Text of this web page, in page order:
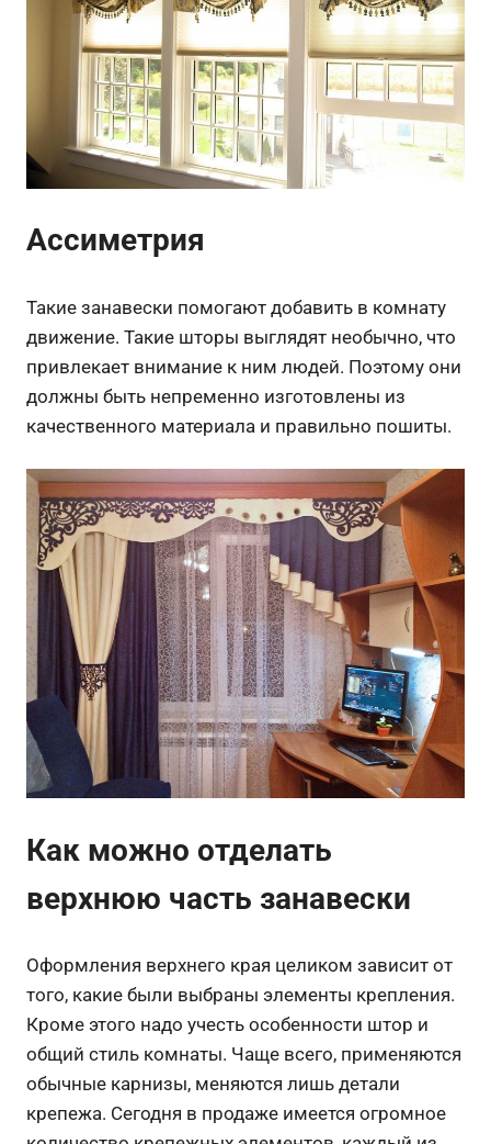
Ассиметрия
Такие занавески помогают добавить в комнату
движение. Такие шторы выглядят необычно, что
привлекает внимание к ним людей. Поэтому они
должны быть непременно изготовлены из
качественного материала и правильно пошиты.
Как можно отделать
верхнюю часть занавески
Оформления верхнего края целиком зависит от
того, какие были выбраны элементы крепления.
Кроме этого надо учесть особенности штор и
общий стиль комнаты. Чаще всего, применяются
обычные карнизы, меняются лишь детали
крепежа. Сегодня в продаже имеется огромное